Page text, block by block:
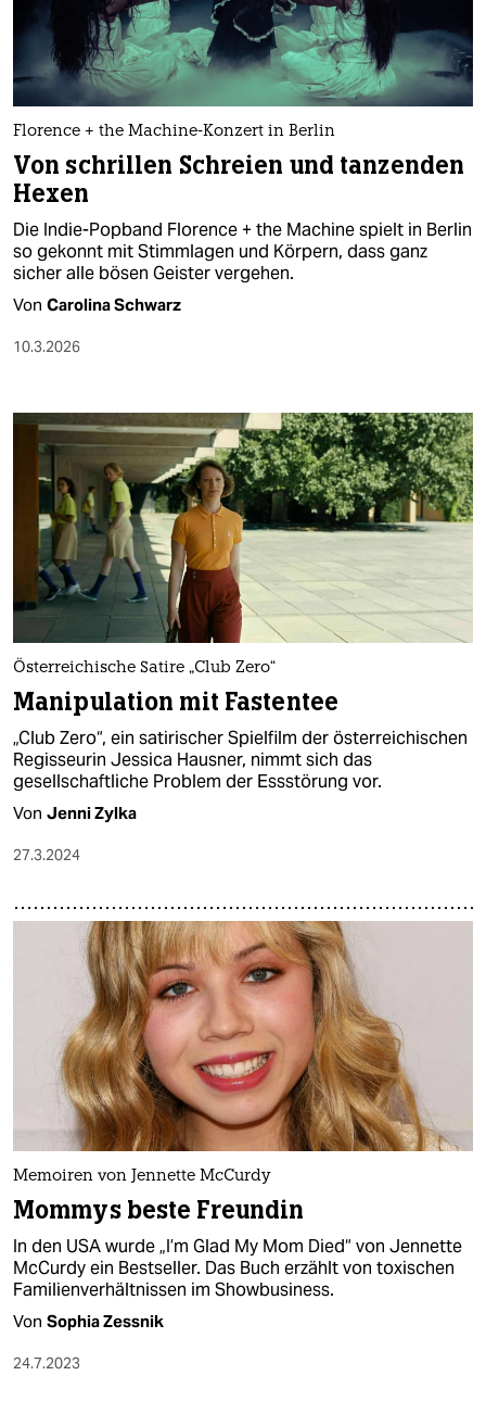
nord
wahrheit
verlag
veranstaltungen
shop
fragen & hilfe
unterstützen
genossenschaft
epaper login
Florence + the Machine-Konzert in Berlin
Von schrillen Schreien und tanzenden
Hexen
Die Indie-Popband Florence + the Machine spielt in Berlin
so gekonnt mit Stimmlagen und Körpern, dass ganz
sicher alle bösen Geister vergehen.
Von Carolina Schwarz
10.3.2026
Österreichische Satire „Club Zero“
Manipulation mit Fastentee
„Club Zero“, ein satirischer Spielfilm der österreichischen
Regisseurin Jessica Hausner, nimmt sich das
gesellschaftliche Problem der Essstörung vor.
Von Jenni Zylka
27.3.2024
Memoiren von Jennette McCurdy
Mommys beste Freundin
In den USA wurde „I’m Glad My Mom Died“ von Jennette
McCurdy ein Bestseller. Das Buch erzählt von toxischen
Familienverhältnissen im Showbusiness.
Von Sophia Zessnik
24.7.2023